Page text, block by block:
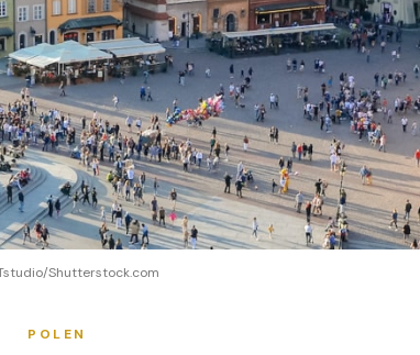
Shutterstock.com
POLEN